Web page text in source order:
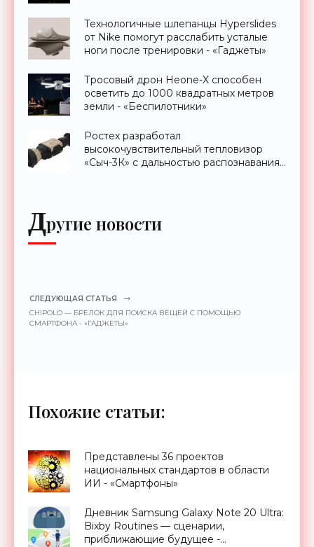
Технологичные шлепанцы Hyperslides
от Nike помогут расслабить усталые
ноги после тренировки - «Гаджеты»
Тросовый дрон Heone-X способен
осветить до 1000 квадратных метров
земли - «Беспилотники»
Ростех разработал
высокочувствительный тепловизор
«Сыч-3К» с дальностью распознавания
Другие новости
СЛЕДУЮЩАЯ СТАТЬЯ
CHIPOLO — БРЕЛОК ДЛЯ ПОИСКА ВЕЩЕЙ С ПОМОЩЬЮ
СМАРТФОНА - «ГАДЖЕТЫ»
Похожие статьи:
Представлены 36 проектов
национальных стандартов в области
ИИ - «Смартфоны»
Дневник Samsung Galaxy Note 20 Ultra:
Bixby Routines — сценарии,
приближающие будущее -